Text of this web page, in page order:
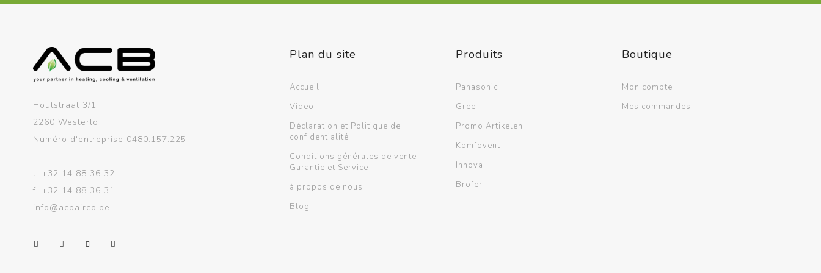
Supports murals / Blocs de
Houtstraat 3/1
2260 Westerlo
Numéro d'entreprise 0480.157.225
t. +32 14 88 36 32
f. +32 14 88 36 31
info@acbairco.be
Plan du site
Accueil
Video
Déclaration et Politique de
confidentialité
Conditions générales de vente -
Garantie et Service
à propos de nous
Blog
Produits
Panasonic
Gree
Promo Artikelen
Komfovent
Innova
Brofer
Boutique
Mon compte
Mes commandes